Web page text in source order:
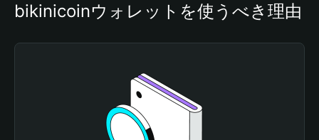
bikinicoinウォレットを使うべき理由